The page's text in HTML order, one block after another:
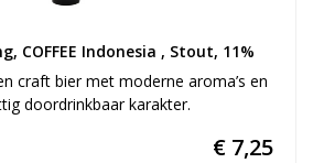
COFFEE Indonesia , Stout, 11%
craft bier met moderne aroma’s en
doordrinkbaar karakter.
€ 7,25